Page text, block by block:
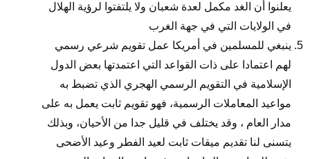
يعلنوا أن الغد مكمل لعدة شعبان ولا يلتفتوا لرؤية الهلال
في الولايات التي في جهة الغرب
ينبغي للمسلمين في أمريكا عمل تقويم شرعي رسمي
لهم اعتمادا على ذات القواعد التي اعتمدتها بعض الدول
الإسلامية في التقويم الرسمي الهجري الذي تضبط به
مواعيد المعاملات الرسمية، فهو تقويم ثابت يعمل به على
مدار العام ، وقد يختلف في قليل جدا من الأحيان، وبذلك
يتسنى لنا تقديم ميقات ثابت لعيد الفطر وعيد الأضحى